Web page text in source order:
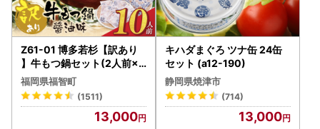
り、
垂水市では負担いたしかねますので、あらかじめご了承くだ
【お願い：長期不在時のご対応について】
長期不在等について事前に垂水市へのご連絡がなく、返礼品
をお受け取りいただけず、
運送業者での保管期間を経て返送となった場合、返礼品の再
Z61-01 博多若杉【訳あり
】牛もつ鍋セット(2人前×5
) 10人前 もつ鍋
福岡県福智町
(1511)
13,000
キハダまぐろ ツナ缶 24缶
セット (a12-190)
静岡県焼津市
(714)
13,000